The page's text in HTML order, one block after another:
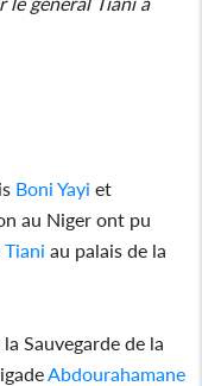
Boni Yayi et
au Niger ont pu
au palais de la
Sauvegarde de la
Abdourahamane